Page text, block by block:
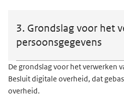
3. Grondslag voor het
persoonsgegevens
De grondslag voor het verwerken
Besluit digitale overheid, dat
overheid.